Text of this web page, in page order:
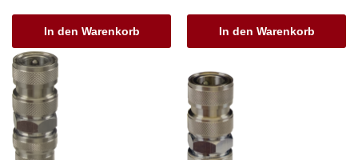
In den Warenkorb In den Warenkorb